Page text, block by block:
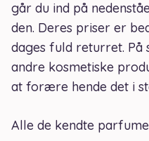
går du ind på
den. Deres priser er
dages fuld returret. På
andre kosmetiske
at forære hende det i
Alle de kendte